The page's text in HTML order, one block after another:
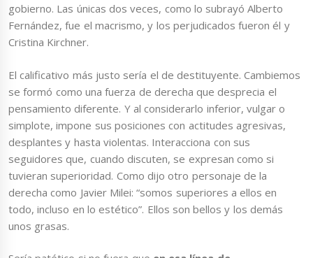
gobierno. Las únicas dos veces, como lo subrayó Alberto
Fernández, fue el macrismo, y los perjudicados fueron él y
Cristina Kirchner.
El calificativo más justo sería el de destituyente. Cambiemos
se formó como una fuerza de derecha que desprecia el
pensamiento diferente. Y al considerarlo inferior, vulgar o
simplote, impone sus posiciones con actitudes agresivas,
desplantes y hasta violentas. Interacciona con sus
seguidores que, cuando discuten, se expresan como si
tuvieran superioridad. Como dijo otro personaje de la
derecha como Javier Milei: “somos superiores a ellos en
todo, incluso en lo estético”. Ellos son bellos y los demás
unos grasas.